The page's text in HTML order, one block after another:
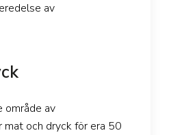
av
område av
och dryck för era 50